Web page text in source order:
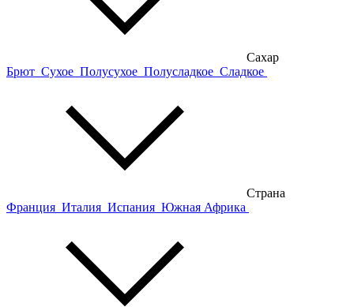
Сахар
Брют Сухое Полусухое Полусладкое Сладкое
Страна
Франция Италия Испания Южная Африка